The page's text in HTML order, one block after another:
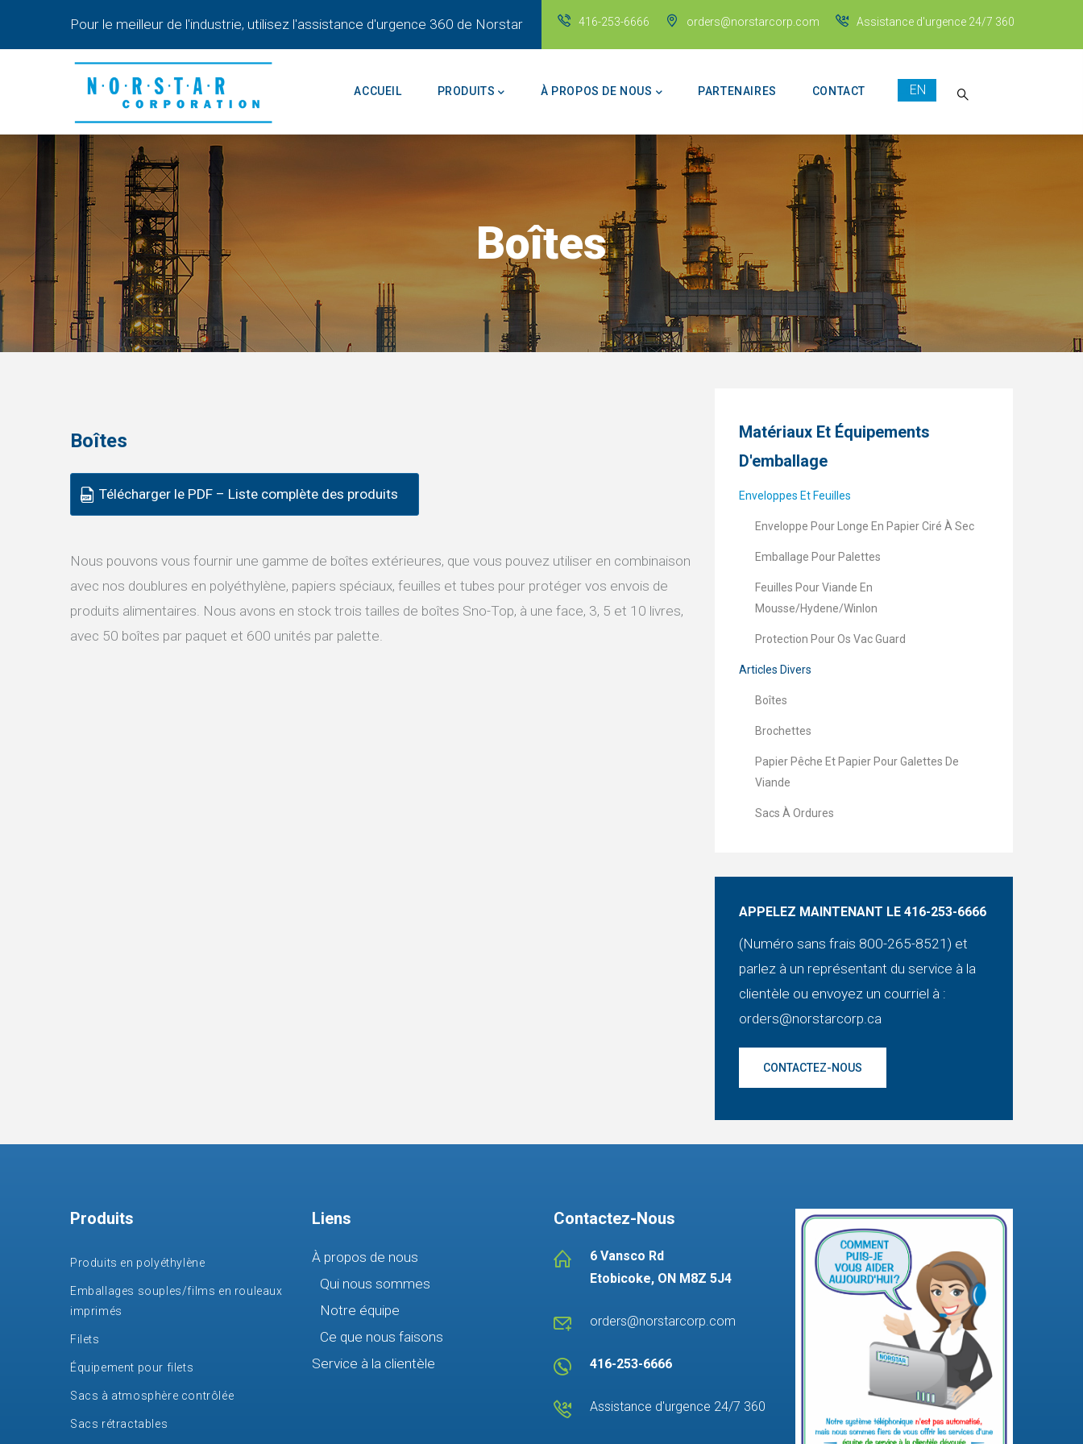
Pour le meilleur de l'industrie, utilisez l'assistance d'urgence 360 de Norstar 416-253-6666 orders@norstarcorp.com Assistance d'urgence 24/7 360
ACCUEIL PRODUITS À PROPOS DE NOUS PARTENAIRES CONTACT English
Boîtes
Boîtes
Télécharger le PDF – Liste complète des produits
Nous pouvons vous fournir une gamme de boîtes extérieures, que vous pouvez utiliser en combinaison
avec nos doublures en polyéthylène, papiers spéciaux, feuilles et tubes pour protéger vos envois de
produits alimentaires. Nous avons en stock trois tailles de boîtes Sno-Top, à une face, 3, 5 et 10 livres,
avec 50 boîtes par paquet et 600 unités par palette.
Matériaux Et Équipements
D'emballage
Enveloppes Et Feuilles
Enveloppe Pour Longe En Papier Ciré À Sec
Emballage Pour Palettes
Feuilles Pour Viande En
Mousse/Hydene/Winlon
Protection Pour Os Vac Guard
Articles Divers
Boîtes
Brochettes
Papier Pêche Et Papier Pour Galettes De
Viande
Sacs À Ordures
APPELEZ MAINTENANT LE 416-253-6666
(Numéro sans frais 800-265-8521) et
parlez à un représentant du service à la
clientèle ou envoyez un courriel à :
orders@norstarcorp.ca
CONTACTEZ-NOUS
Produits
Produits en polyéthylène
Emballages souples/films en rouleaux
imprimés
Filets
Équipement pour filets
Sacs à atmosphère contrôlée
Sacs rétractables
Liens
À propos de nous
Qui nous sommes
Notre équipe
Ce que nous faisons
Service à la clientèle
Contactez-Nous
6 Vansco Rd
Etobicoke, ON M8Z 5J4
orders@norstarcorp.com
416-253-6666
Assistance d'urgence 24/7 360